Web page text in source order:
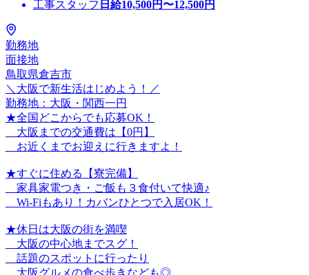
工事スタッフ 日給10,500円〜12,500円
勤務地
面接地
鳥取県倉吉市
＼大阪で新生活はじめよう！／
勤務地：大阪・関西一円
★全国どこからでも応募OK！
大阪までの交通費は【0円】
お近くまでお迎えに行きますよ！
★すぐに住める【寮完備】
家具家電つき・ご飯も３食付いて快適♪
Wi-Fiもあり！カバンひとつで入居OK！
★休日は大阪の街を満喫
大阪の中心地までスグ！
話題のスポットに行ったり
大阪グルメの食べ歩きなども◎